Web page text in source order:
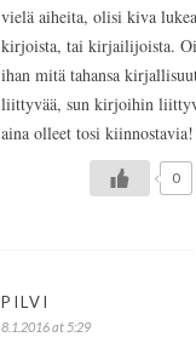
vielä aiheita, olisi kiva
kirjoista, tai kirjailijoista.
ihan mitä tahansa
liittyvää, sun kirjoihin
aina olleet tosi kiinnostavia!
0
PILVI
8.1.2016 at 5:29